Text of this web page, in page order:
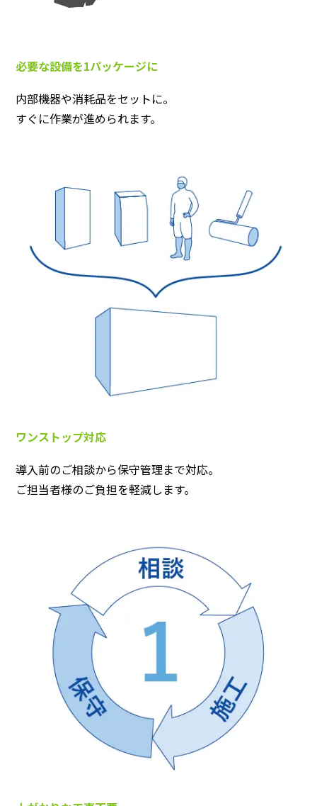
必要な設備を1パッケージに
内部機器や消耗品をセットに。
すぐに作業が進められます。
ワンストップ対応
導入前のご相談から保守管理まで対応。
ご担当者様のご負担を軽減します。